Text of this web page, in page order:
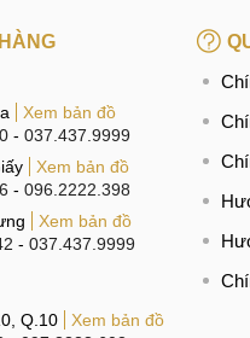
Xem bản đồ
- 037.437.9999
Xem bản đồ
- 096.2222.398
Xem bản đồ
- 037.437.9999
Q.10
Xem bản đồ